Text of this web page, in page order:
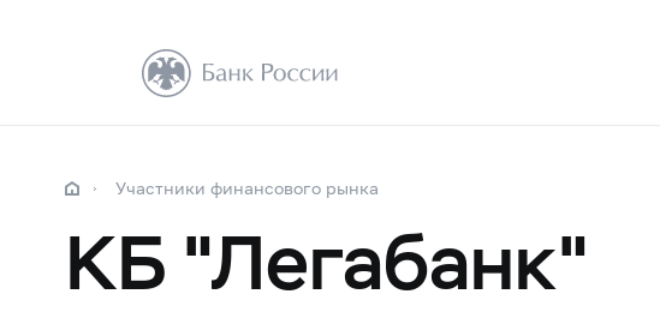
Участники финансового рынка
КБ "Легабанк"